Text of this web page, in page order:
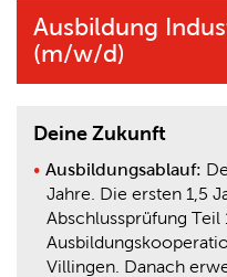
Ausbildung
(m/w/d)
Deine Zukunft
Ausbildungsablauf:
Jahre. Die ersten 1,5
Abschlussprüfung Teil
Villingen. Danach